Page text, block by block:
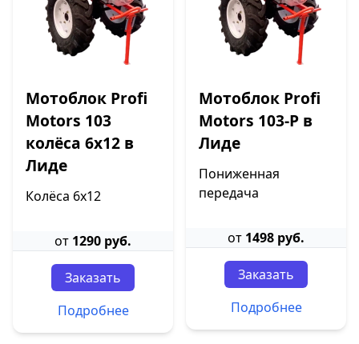
Мотоблок Profi
Motors 103
колёса 6х12 в
Лиде
Колёса 6х12
от 1290 руб.
Заказать
Подробнее
Мотоблок Profi
Motors 103-P в
Лиде
Пониженная
передача
от 1498 руб.
Заказать
Подробнее